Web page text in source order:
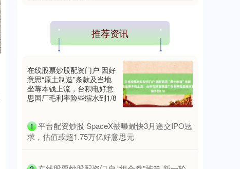
推荐资讯
在线股票炒股配资门户 因好
意思“原土制造”条款及当地
坐蓐本钱上流，台积电好意
思国厂毛利率险些缩水到1/8
1 ​平台配资炒股 SpaceX被曝最快3月递交IPO恳
求，估值或超1.75万亿好意思元